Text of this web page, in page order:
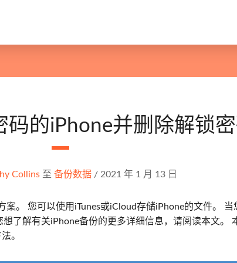
码的iPhone并删除解锁
Collins至 备份数据/ 2021 年 1 月 13 日
。 您可以使用iTunes或iCloud存储iPhone的文件。 当
了解有关iPhone备份的更多详细信息，请阅读本文。
。